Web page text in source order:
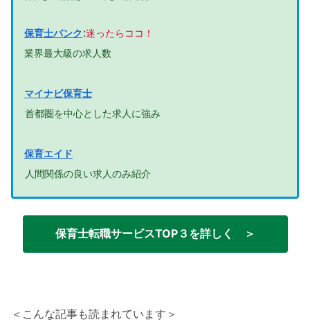
保育士バンク :迷ったらココ！
業界最大級の求人数
マイナビ保育士
首都圏を中心とした求人に強み
保育エイド
人間関係の良い求人のみ紹介
保育士転職サービスTOP３を詳しく ＞
＜こんな記事も読まれています＞